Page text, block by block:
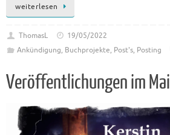
weiterlesen
ThomasL
19/05/2022
Ankündigung, Buchprojekte, Post's, Posting
Veröffentlichungen im Mai